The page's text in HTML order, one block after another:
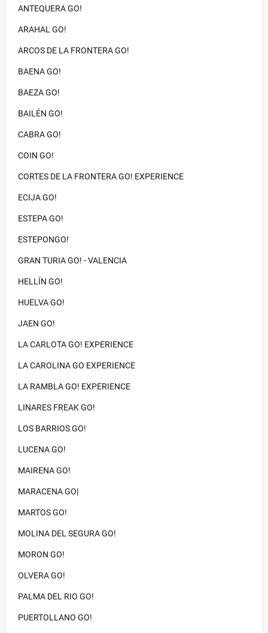
ANTEQUERA GO!
ARAHAL GO!
ARCOS DE LA FRONTERA GO!
BAENA GO!
BAEZA GO!
BAILÉN GO!
CABRA GO!
COIN GO!
CORTES DE LA FRONTERA GO! EXPERIENCE
ECIJA GO!
ESTEPA GO!
ESTEPONGO!
GRAN TURIA GO! - VALENCIA
HELLÍN GO!
HUELVA GO!
JAEN GO!
LA CARLOTA GO! EXPERIENCE
LA CAROLINA GO EXPERIENCE
LA RAMBLA GO! EXPERIENCE
LINARES FREAK GO!
LOS BARRIOS GO!
LUCENA GO!
MAIRENA GO!
MARACENA GO|
MARTOS GO!
MOLINA DEL SEGURA GO!
MORON GO!
OLVERA GO!
PALMA DEL RIO GO!
PUERTOLLANO GO!